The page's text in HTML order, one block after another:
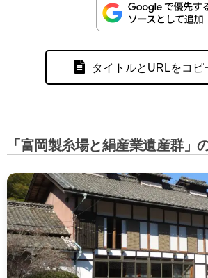
タイトルとURLをコピ
「富岡製糸場と絹産業遺産群」